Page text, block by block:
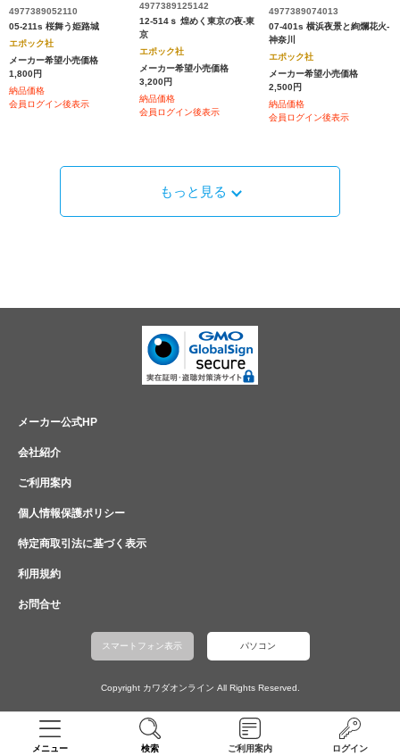
4977389052110
05-211s 桜舞う姫路城
エポック社
メーカー希望小売価格
1,800円
納品価格
会員ログイン後表示
4977389125142
12-514ｓ 煌めく東京の夜-東
京
エポック社
メーカー希望小売価格
3,200円
納品価格
会員ログイン後表示
4977389074013
07-401s 横浜夜景と絢爛花火-
神奈川
エポック社
メーカー希望小売価格
2,500円
納品価格
会員ログイン後表示
もっと見る
メニュー 検索 ご利用案内 ログイン
メーカー公式HP
会社紹介
ご利用案内
個人情報保護ポリシー
特定商取引法に基づく表示
利用規約
お問合せ
スマートフォン表示 パソコン
Copyright カワダオンライン All Rights Reserved.